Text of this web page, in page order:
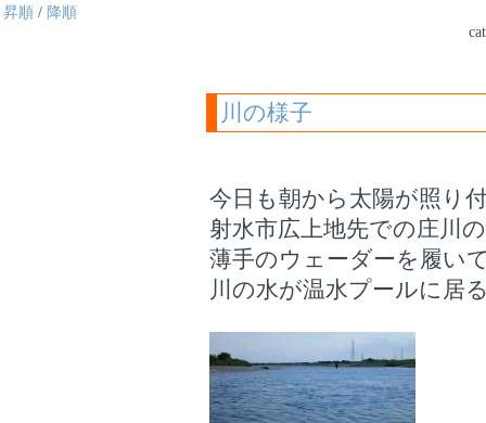
昇順 / 降順
川の様子
今日も朝から太陽が照り
射水市広上地先での庄川
薄手のウェーダーを履い
川の水が温水プールに居